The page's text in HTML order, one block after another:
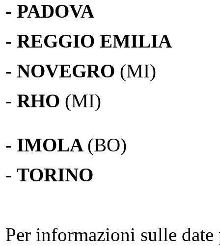
- PADOVA
- REGGIO EMILIA
- NOVEGRO (MI)
- RHO (MI)
- IMOLA (BO)
- TORINO
Per informazioni sulle